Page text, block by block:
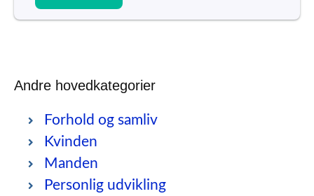
Andre hovedkategorier
Forhold og samliv
Kvinden
Manden
Personlig udvikling